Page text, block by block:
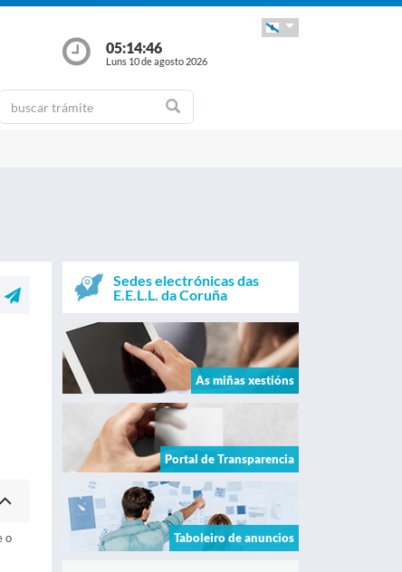
05:14:47
Luns 10 de agosto 2026
o
Sedes electrónicas das
E.E.L.L. da Coruña
As miñas xestións
Portal de Transparencia
Taboleiro de anuncios